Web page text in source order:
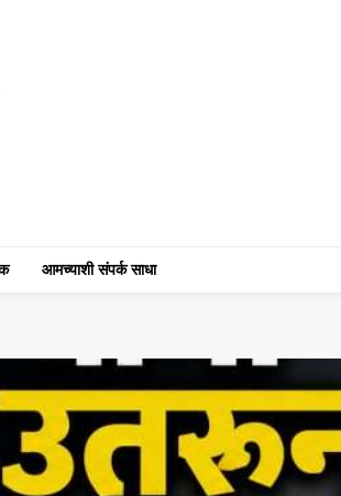
आमच्याशी संपर्क साधा